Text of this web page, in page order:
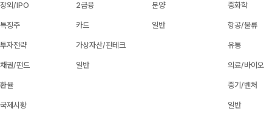
장외/IPO
특징주
투자전략
채권/펀드
환율
국제시황
2금융
카드
가상자산/핀테크
일반
분양
일반
중화학
항공/물류
유통
의료/바이오
중기/벤처
일반